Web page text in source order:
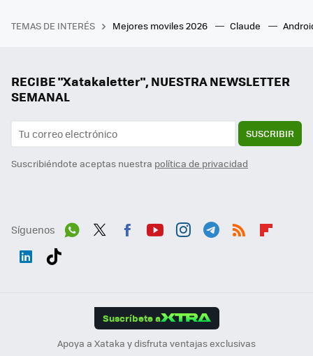
TEMAS DE INTERÉS Mejores moviles 2026 Claude
RECIBE "Xatakaletter", NUESTRA NEWSLETTER
SEMANAL
SUSCRIBIR
Suscribiéndote aceptas nuestra política de privacidad
Síguenos
Suscríbete a
Apoya a Xataka y disfruta ventajas exclusivas